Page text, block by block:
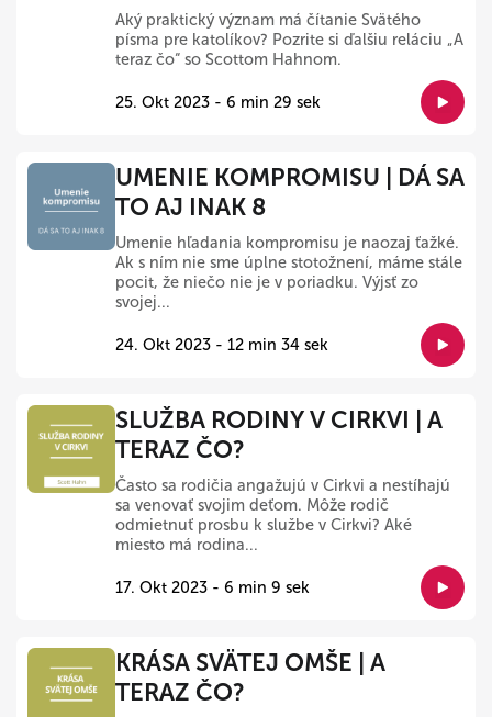
Aký praktický význam má čítanie Svätého
písma pre katolíkov? Pozrite si ďalšiu reláciu „A
teraz čo“ so Scottom Hahnom.
25. Okt 2023 - 6 min 29 sek
UMENIE KOMPROMISU | DÁ SA
TO AJ INAK 8
Umenie hľadania kompromisu je naozaj ťažké.
Ak s ním nie sme úplne stotožnení, máme stále
pocit, že niečo nie je v poriadku. Výjsť zo
svojej...
24. Okt 2023 - 12 min 34 sek
SLUŽBA RODINY V CIRKVI | A
TERAZ ČO?
Často sa rodičia angažujú v Cirkvi a nestíhajú
sa venovať svojim deťom. Môže rodič
odmietnuť prosbu k službe v Cirkvi? Aké
miesto má rodina...
17. Okt 2023 - 6 min 9 sek
KRÁSA SVÄTEJ OMŠE | A
TERAZ ČO?